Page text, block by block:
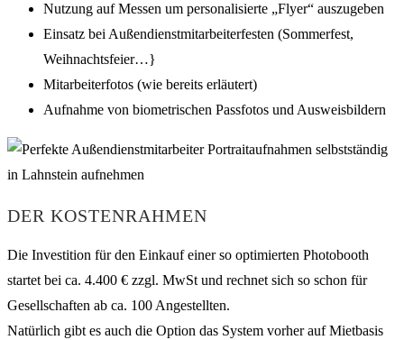
Nutzung auf Messen um personalisierte „Flyer“ auszugeben
Einsatz bei Außendienstmitarbeiterfesten (Sommerfest,
Weihnachtsfeier…}
Mitarbeiterfotos (wie bereits erläutert)
Aufnahme von biometrischen Passfotos und Ausweisbildern
DER KOSTENRAHMEN
Die Investition für den Einkauf einer so optimierten Photobooth
startet bei ca. 4.400 € zzgl. MwSt und rechnet sich so schon für
Gesellschaften ab ca. 100 Angestellten.
Natürlich gibt es auch die Option das System vorher auf Mietbasis